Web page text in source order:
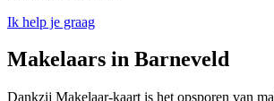
Ik help je graag
Makelaars in Barneveld
Dankzij Makelaar-kaart is het opsporen van